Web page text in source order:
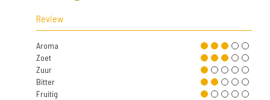
Review
Aroma
Zoet
Zuur
Bitter
Fruitig